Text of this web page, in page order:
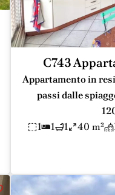
C743
Appartamento in
passi dalle
1
1 1 40 m²